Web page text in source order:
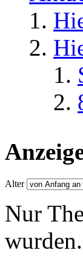
Alter
Nur
wurden.